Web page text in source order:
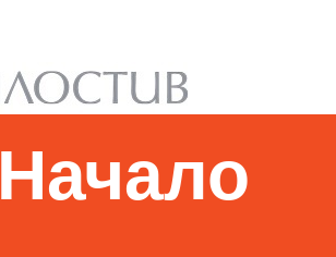
Начало